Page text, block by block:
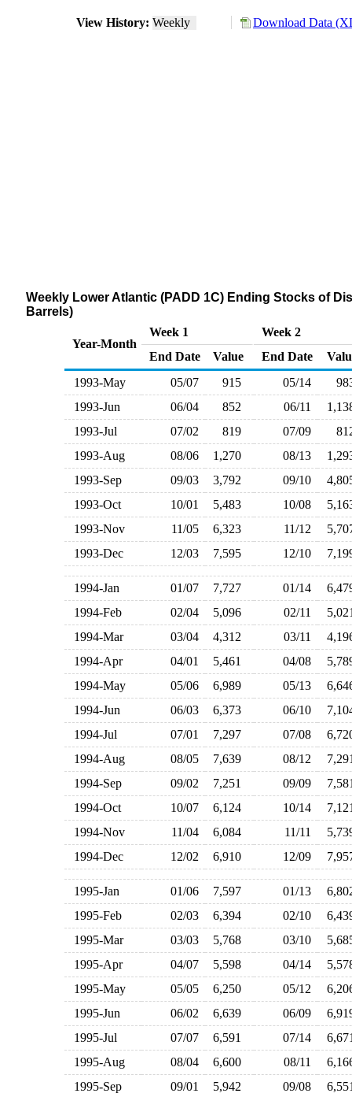
View History: Weekly Download Data
Weekly Lower Atlantic (PADD 1C) Ending Stocks of
Barrels)
Year-Month
Week 1
Week 2
End Date
Value End Date
1993-May
05/07 915 05/14
1993-Jun
06/04 852 06/11
1993-Jul
07/02 819 07/09
1993-Aug
08/06 1,270 08/13
1993-Sep
09/03 3,792 09/10
1993-Oct
10/01 5,483 10/08
1993-Nov
11/05 6,323 11/12
1993-Dec
12/03 7,595 12/10
1994-Jan 01/07 7,727 01/14
1994-Feb
02/04 5,096 02/11
1994-Mar
03/04 4,312 03/11
1994-Apr
04/01 5,461 04/08
1994-May
05/06 6,989 05/13
1994-Jun
06/03 6,373 06/10
1994-Jul
07/01 7,297 07/08
1994-Aug
08/05 7,639 08/12
1994-Sep
09/02 7,251 09/09
1994-Oct
10/07 6,124 10/14
1994-Nov
11/04 6,084 11/11
1994-Dec
12/02 6,910 12/09
1995-Jan 01/06 7,597 01/13
1995-Feb
02/03 6,394 02/10
1995-Mar
03/03 5,768 03/10
1995-Apr
04/07 5,598 04/14
1995-May
05/05 6,250 05/12
1995-Jun
06/02 6,639 06/09
1995-Jul
07/07 6,591 07/14
1995-Aug
08/04 6,600 08/11
1995-Sep
09/01 5,942 09/08